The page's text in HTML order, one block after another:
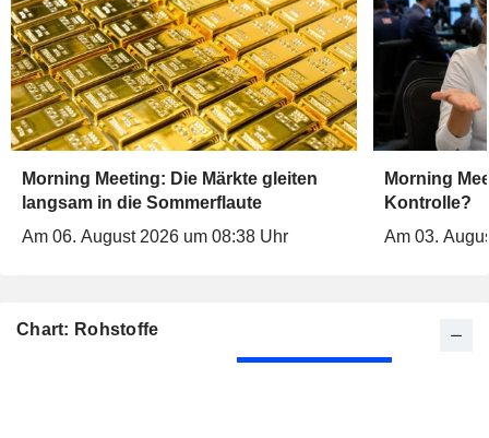
Chart: Rohstoffe
Morning Meeting: Die Märkte gleiten
langsam in die Sommerflaute
Am 06. August 2026 um 08:38 Uhr
Morning
Kontrolle?
Am 03.